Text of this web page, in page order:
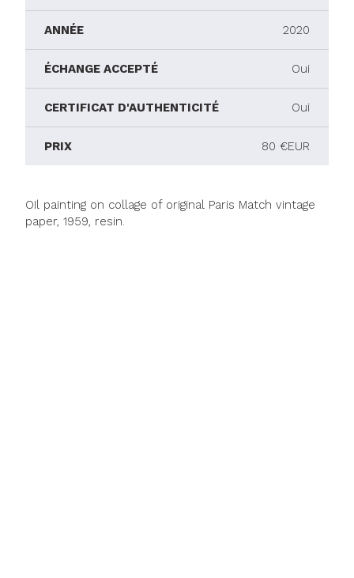
ANNÉE 2020
ÉCHANGE ACCEPTÉ Oui
CERTIFICAT D'AUTHENTICITÉ Oui
PRIX 80 €EUR
OIl painting on collage of original Paris Match vintage
paper, 1959, resin.